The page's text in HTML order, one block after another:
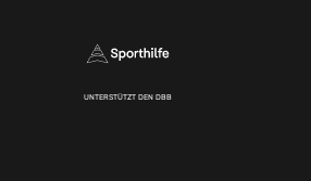
UNTERSTÜTZT DEN DBB